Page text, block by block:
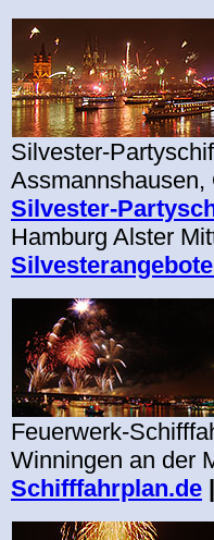
Silvester-
Assmannshausen,
Silvester-
Hamburg Alster
Feuerwerk-
Winningen an der
Schifffahrplan.de |